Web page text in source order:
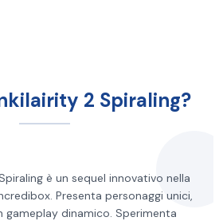
2 Spiraling?
è un sequel innovativo nella
Presenta personaggi unici,
gameplay dinamico. Sperimenta